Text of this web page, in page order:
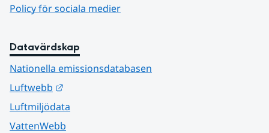
Policy för sociala medier
Datavärdskap
Nationella emissionsdatabasen
Luftwebb
Luftmiljödata
VattenWebb